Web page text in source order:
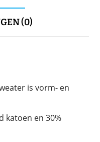
(0)
is vorm- en
katoen en 30%